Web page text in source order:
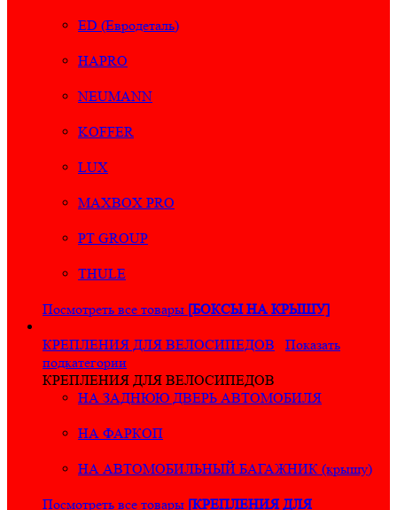
ED (Евродеталь)
HAPRO
NEUMANN
KOFFER
LUX
MAXBOX PRO
PT GROUP
THULE
Посмотреть все товары [БОКСЫ НА КРЫШУ]
КРЕПЛЕНИЯ ДЛЯ ВЕЛОСИПЕДОВ
Показать
подкатегории
КРЕПЛЕНИЯ ДЛЯ ВЕЛОСИПЕДОВ
НА ЗАДНЮЮ ДВЕРЬ АВТОМОБИЛЯ
НА ФАРКОП
НА АВТОМОБИЛЬНЫЙ БАГАЖНИК (крышу)
Посмотреть все товары [КРЕПЛЕНИЯ ДЛЯ